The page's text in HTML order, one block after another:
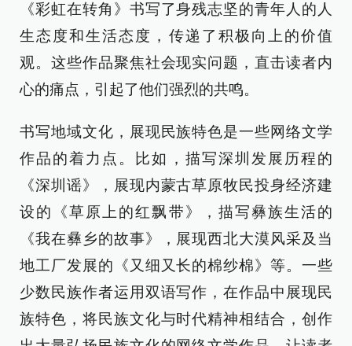
《彩虹在转角》书写了身残志坚的青年人的人
生态度和生活态度，传递了积极向上的价值
观。这些作品聚焦社会现实问题，直击读者内
心的痛点，引起了他们强烈的共鸣。
书写地域文化，展现民族特色是一些网络文学
作品的着力点。比如，描写深圳发展历程的
《深圳谣》，展现内蒙古草原牧民投身经济建
设的《草原上的红飘带》，描写彝族生活的
《我在彝乡的故事》，展现西北大漠风采及当
地工厂发展的《又细又长的棉纱棉》等。一些
少数民族作者运用双语写作，在作品中展现民
族特色，将民族文化与时代精神相结合，创作